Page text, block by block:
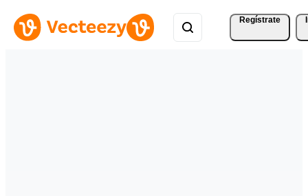
Regístrate